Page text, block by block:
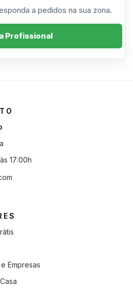
a pedidos na sua zona.
Profissional
17:00h
Empresas